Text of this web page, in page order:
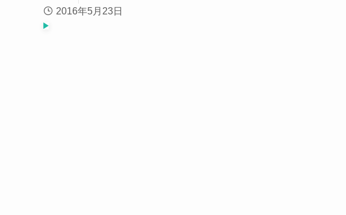
2016年5月23日